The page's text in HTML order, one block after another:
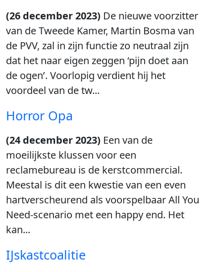
(26 december 2023) De nieuwe voorzitter
van de Tweede Kamer, Martin Bosma van
de PVV, zal in zijn functie zo neutraal zijn
dat het naar eigen zeggen ‘pijn doet aan
de ogen’. Voorlopig verdient hij het
voordeel van de tw...
Horror Opa
(24 december 2023) Een van de
moeilijkste klussen voor een
reclamebureau is de kerstcommercial.
Meestal is dit een kwestie van een even
hartverscheurend als voorspelbaar All You
Need-scenario met een happy end. Het
kan...
IJskastcoalitie